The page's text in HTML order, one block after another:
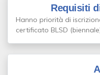
Requisiti
Hanno priorità di
certificato BLSD